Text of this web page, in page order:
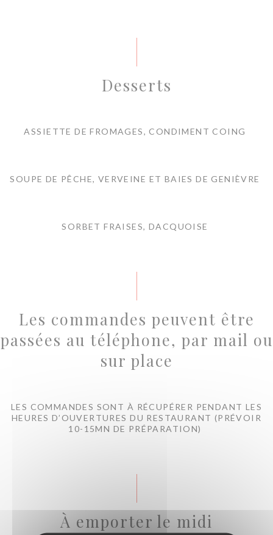
Desserts
ASSIETTE DE FROMAGES, CONDIMENT COING
SOUPE DE PÊCHE, VERVEINE ET BAIES DE GENIÈVRE
SORBET FRAISES, DACQUOISE
Les commandes peuvent être
passées au téléphone, par mail ou
sur place
LES COMMANDES SONT À RÉCUPÉRER PENDANT LES
HEURES D’OUVERTURES DU RESTAURANT (PRÉVOIR
10-15MN DE PRÉPARATION)
À emporter le midi